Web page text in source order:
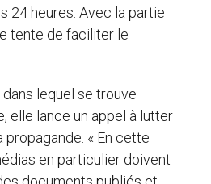
24 heures. Avec la partie
tente de faciliter le
lequel se trouve
elle lance un appel à lutter
« En cette
en particulier doivent